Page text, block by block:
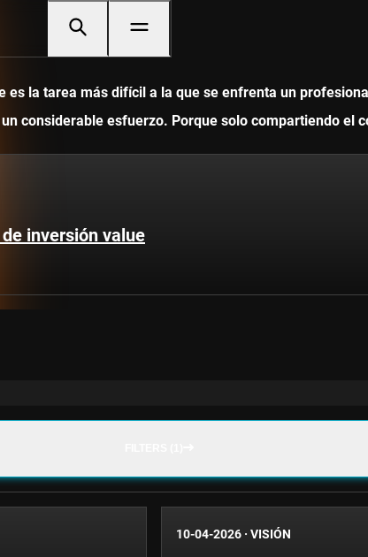
la tarea más difícil a la que se enfrenta un
considerable esfuerzo. Porque solo compartiendo el
inversión value
10-04-2026 · VISIÓN